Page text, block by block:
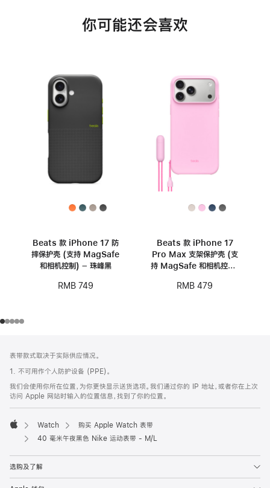
你可能还会喜欢
Beats 款 iPhone 17 防
摔保护壳 (支持 MagSafe
和相机控制) – 珠峰黑
RMB 749
Beats 款 iPhone 17
Pro Max 支架保护壳 (支
持 MagSafe 和相机控制)
RMB 479
页
页
脚
注
表带款式取决于实际供应情况。
1. 不可用作个人防护设备 (PPE)。
我们会使用你所在位置，为你更快显示送货选项。我们通过你的 IP 地址，或者你在上次
访问 Apple 网站时输入的位置信息，找到了你的位置。
Apple
Watch
购买 Apple Watch 表带
40 毫米午夜黑色 Nike 运动表带 - M/L
选购及了解